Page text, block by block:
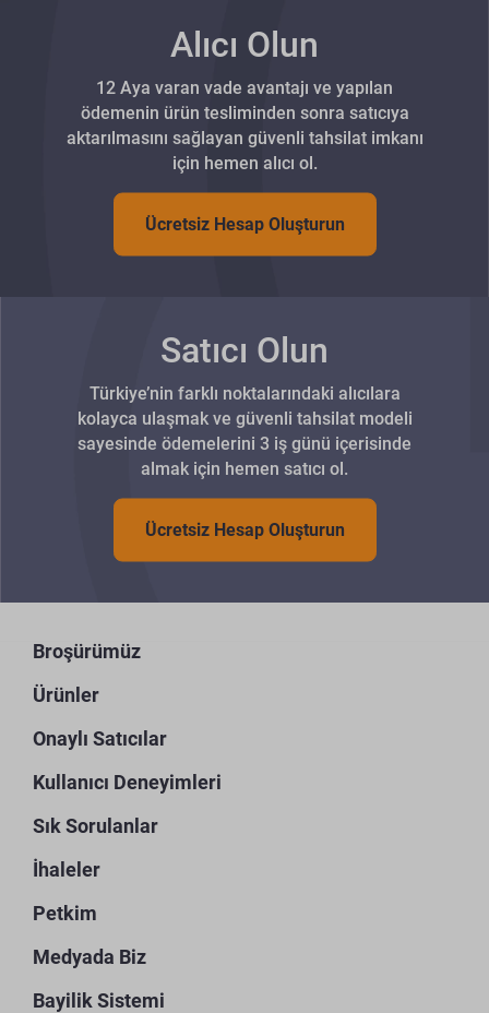
Alıcı Olun
12 Aya varan vade avantajı ve yapılan
ödemenin ürün tesliminden sonra satıcıya
aktarılmasını sağlayan güvenli tahsilat imkanı
için hemen alıcı ol.
Ücretsiz Hesap Oluşturun
Satıcı Olun
Türkiye’nin farklı noktalarındaki alıcılara
kolayca ulaşmak ve güvenli tahsilat modeli
sayesinde ödemelerini 3 iş günü içerisinde
almak için hemen satıcı ol.
Ücretsiz Hesap Oluşturun
Broşürümüz
Ürünler
Onaylı Satıcılar
Kullanıcı Deneyimleri
Sık Sorulanlar
İhaleler
Petkim
Medyada Biz
Bayilik Sistemi